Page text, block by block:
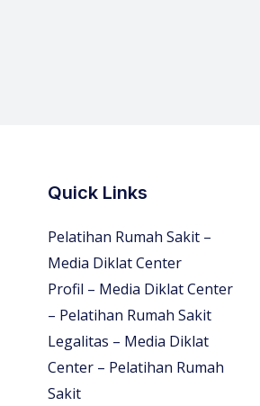
Quick Links
Pelatihan Rumah Sakit –
Media Diklat Center
Profil – Media Diklat Center
– Pelatihan Rumah Sakit
Legalitas – Media Diklat
Center – Pelatihan Rumah
Sakit